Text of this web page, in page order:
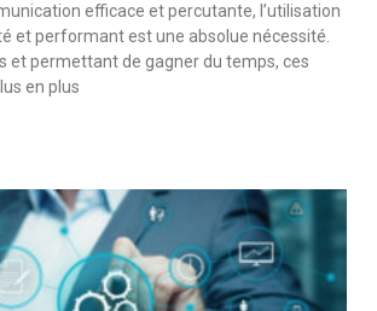
efficace et percutante, l’utilisation
et performant est une absolue nécessité.
et permettant de gagner du temps, ces
en plus